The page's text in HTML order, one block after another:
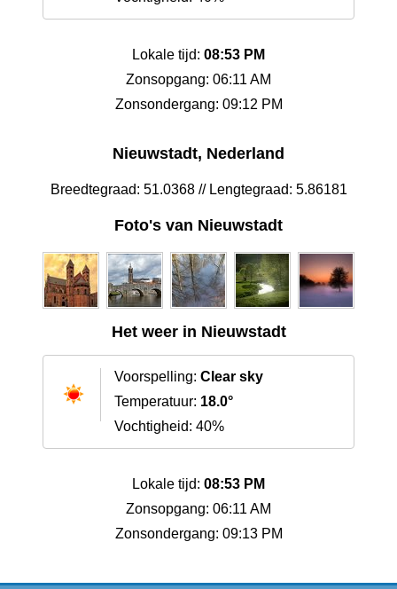
Lokale tijd: 08:53 PM
Zonsopgang: 06:11 AM
Zonsondergang: 09:12 PM
Nieuwstadt, Nederland
Breedtegraad: 51.0368 // Lengtegraad: 5.86181
Foto's van Nieuwstadt
Het weer in Nieuwstadt
Voorspelling: Clear sky
Temperatuur: 18.0°
Vochtigheid: 40%
Lokale tijd: 08:53 PM
Zonsopgang: 06:11 AM
Zonsondergang: 09:13 PM